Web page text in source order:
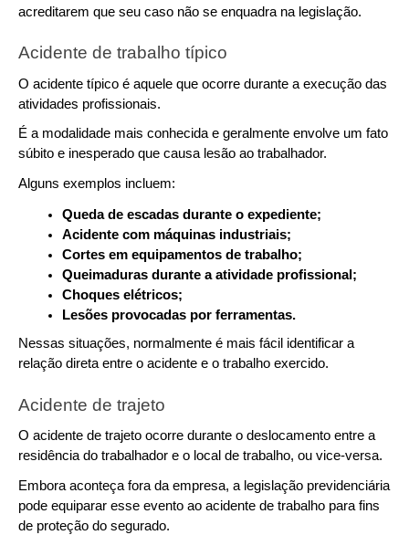
acreditarem que seu caso não se enquadra na legislação.
Acidente de trabalho típico
O acidente típico é aquele que ocorre durante a execução das
atividades profissionais.
É a modalidade mais conhecida e geralmente envolve um fato
súbito e inesperado que causa lesão ao trabalhador.
Alguns exemplos incluem:
Queda de escadas durante o expediente;
Acidente com máquinas industriais;
Cortes em equipamentos de trabalho;
Queimaduras durante a atividade profissional;
Choques elétricos;
Lesões provocadas por ferramentas.
Nessas situações, normalmente é mais fácil identificar a
relação direta entre o acidente e o trabalho exercido.
Acidente de trajeto
O acidente de trajeto ocorre durante o deslocamento entre a
residência do trabalhador e o local de trabalho, ou vice-versa.
Embora aconteça fora da empresa, a legislação previdenciária
pode equiparar esse evento ao acidente de trabalho para fins
de proteção do segurado.